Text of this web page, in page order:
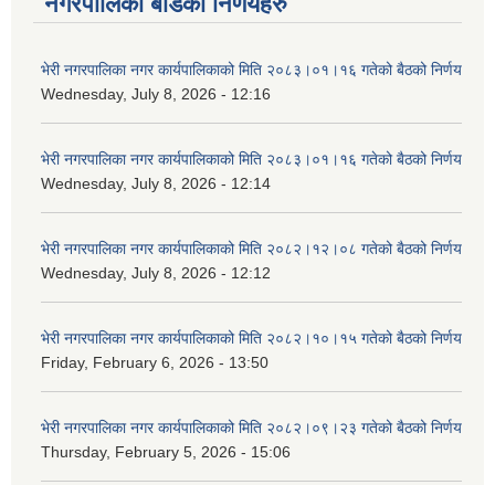
भेरी नगरपालिका नगर कार्यपालिकाको मिति २०८३।०१।१६ गतेको बैठको निर्णय
Wednesday, July 8, 2026 - 12:16
भेरी नगरपालिका नगर कार्यपालिकाको मिति २०८३।०१।१६ गतेको बैठको निर्णय
Wednesday, July 8, 2026 - 12:14
भेरी नगरपालिका नगर कार्यपालिकाको मिति २०८२।१२।०८ गतेको बैठको निर्णय
Wednesday, July 8, 2026 - 12:12
भेरी नगरपालिका नगर कार्यपालिकाको मिति २०८२।१०।१५ गतेको बैठको निर्णय
Friday, February 6, 2026 - 13:50
भेरी नगरपालिका नगर कार्यपालिकाको मिति २०८२।०९।२३ गतेको बैठको निर्णय
Thursday, February 5, 2026 - 15:06